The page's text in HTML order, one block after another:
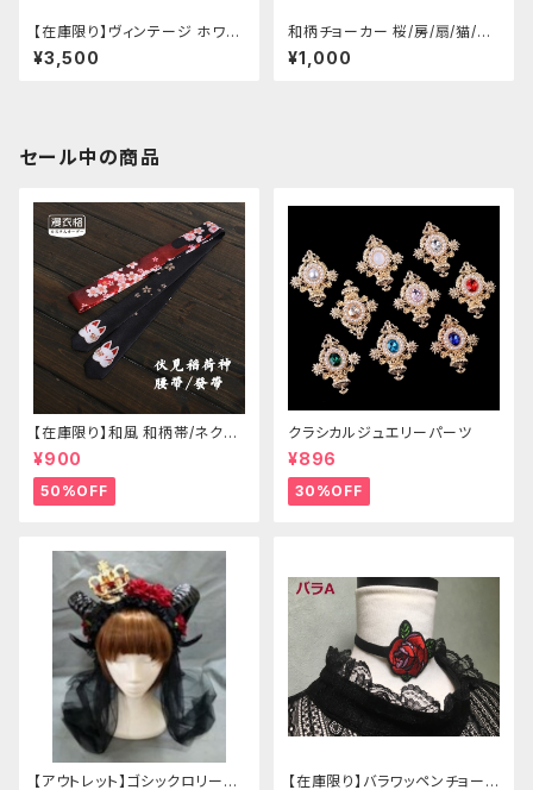
【在庫限り】ヴィンテージ ホワイ
トタイガー チョンサム ショートス
リーブ
¥3,500
和柄チョーカー 桜/房/扇/猫/こ
いのぼり
¥1,000
セール中の商品
【在庫限り】和風 和柄帯/ネクタ
イ/リボン（狐面/金魚
¥900
50%OFF
クラシカルジュエリーパーツ
¥896
30%OFF
【アウトレット】ゴシックロリータ 【在庫限り】バラワッペンチョーカ